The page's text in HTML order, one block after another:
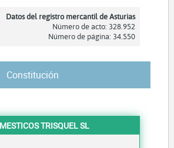
Datos del registro mercantil de Asturias
Número de acto: 328.952
Número de página: 34.550
Constitución
TRISQUEL SL